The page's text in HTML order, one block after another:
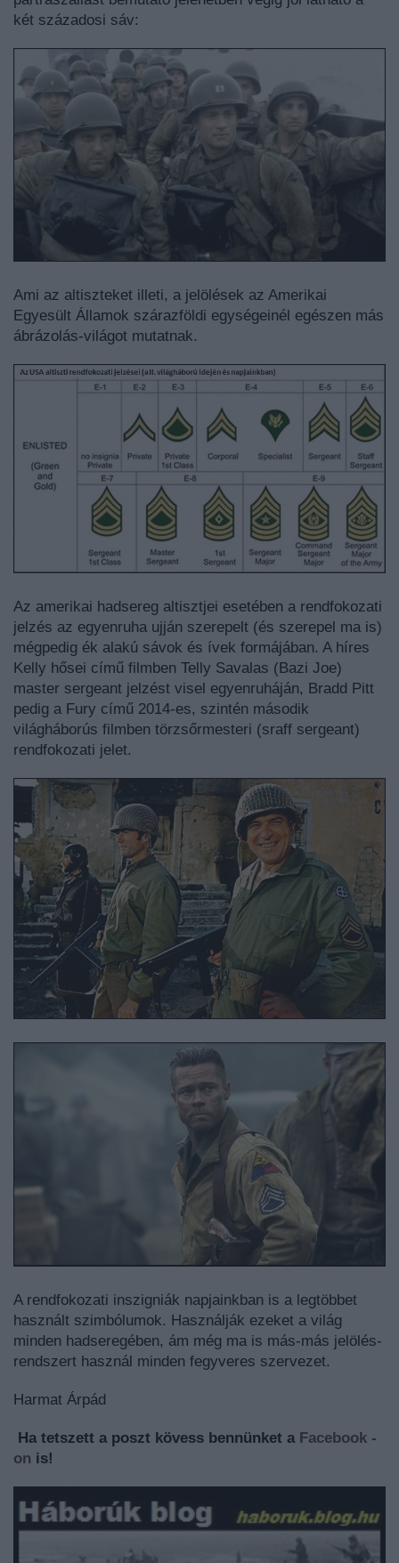
két századosi sáv:
Ami az altiszteket illeti, a jelölések az Amerikai
Egyesült Államok szárazföldi egységeinél egészen más
ábrázolás-világot mutatnak.
Az amerikai hadsereg altisztjei esetében a rendfokozati
jelzés az egyenruha ujján szerepelt (és szerepel ma is)
mégpedig ék alakú sávok és ívek formájában. A híres
Kelly hősei című filmben Telly Savalas (Bazi Joe)
master sergeant jelzést visel egyenruháján, Bradd Pitt
pedig a Fury című 2014-es, szintén második
világháborús filmben törzsőrmesteri (sraff sergeant)
rendfokozati jelet.
A rendfokozati inszigniák napjainkban is a legtöbbet
használt szimbólumok. Használják ezeket a világ
minden hadseregében, ám még ma is más-más jelölés-
rendszert használ minden fegyveres szervezet.
Harmat Árpád
Ha tetszett a poszt kövess bennünket a Facebook -
on is!